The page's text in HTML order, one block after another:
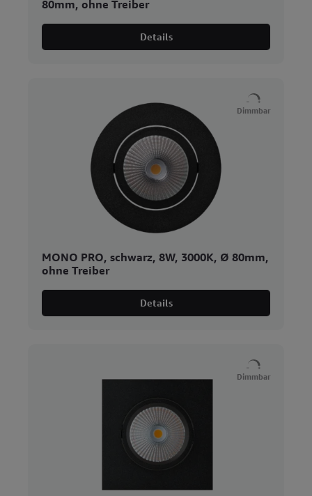
80mm, ohne Treiber
Details
Dimmbar
MONO PRO, schwarz, 8W, 3000K, Ø 80mm,
ohne Treiber
Details
Dimmbar